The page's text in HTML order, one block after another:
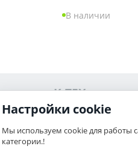
В наличии
K-TEX
О нас
Обратная связь
Настройки cookie
Мы используем cookie для работы
категории.!